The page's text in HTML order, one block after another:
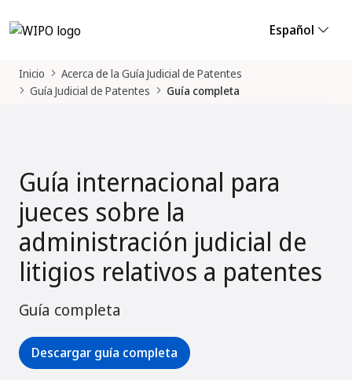
Español
Inicio
Acerca de la Guía Judicial de Patentes
Guía Judicial de Patentes
Guía completa
Guía internacional para
jueces sobre la
administración judicial de
litigios relativos a patentes
Guía completa
Descargar guía completa